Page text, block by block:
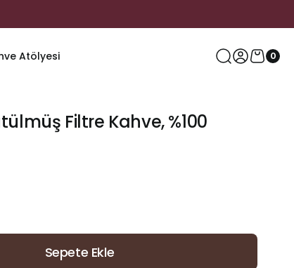
Atölyesi 0
Filtre Kahve, %100